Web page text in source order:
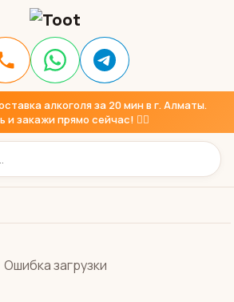
алкоголя за 20 мин в г. Алматы.
и закажи прямо сейчас! 👇🏼
Ошибка загрузки